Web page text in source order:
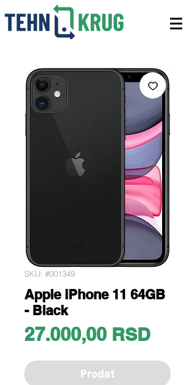
SKU: #001349
Apple iPhone 11 64GB
- Black
27.000,00 RSDPrice
Prodat